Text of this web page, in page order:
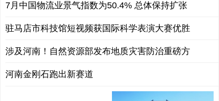
7月中国物流业景气指数为50.4% 总体保持扩张
驻马店市科技馆短视频获国际科学表演大赛优胜
涉及河南！自然资源部发布地质灾害防治重磅方
河南金刚石跑出新赛道